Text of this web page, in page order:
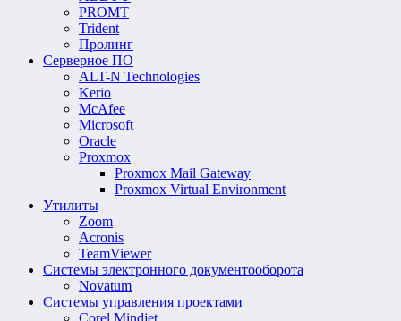
PROMT
Trident
Пролинг
Серверное ПО
ALT-N Technologies
Kerio
McAfee
Microsoft
Oracle
Proxmox
Proxmox Mail Gateway
Proxmox Virtual Environment
Утилиты
Zoom
Acronis
TeamViewer
Системы электронного документооборота
Novatum
Системы управления проектами
Corel Mindjet